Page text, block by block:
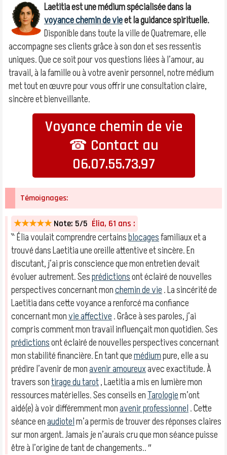
Laetitia est une médium spécialisée dans la
voyance chemin de vieet la guidance spirituelle.
Disponible dans toute la ville de Quatremare, elle
accompagne ses clients grâce à son don et ses ressentis
uniques. Que ce soit pour vos questions liées à l’amour, au
travail, à la famille ou à votre avenir personnel, notre médium
met tout en œuvre pour vous offrir une consultation claire,
sincère et bienveillante.
Voyance chemin de vie
☎ Contact au
06.07.55.73.97
Témoignages:
★★★★★ Note: 5/5 Élia, 61 ans :
‶ Élia voulait comprendre certainsblocagesfamiliaux et a
trouvé dans Laetitia une oreille attentive et sincère. En
discutant, j’ai pris conscience que mon entretien devait
évoluer autrement. Sesprédictionsont éclairé de nouvelles
perspectives concernant monchemin de vie. La sincérité de
Laetitia dans cette voyance a renforcé ma confiance
concernant monvie affective. Grâce à ses paroles, j’ai
compris comment mon travail influençait mon quotidien. Ses
prédictionsont éclairé de nouvelles perspectives concernant
mon stabilité financière. En tant quemédiumpure, elle a su
prédire l’avenir de monavenir amoureuxavec exactitude. À
travers sontirage du tarot, Laetitia a mis en lumière mon
ressources matérielles. Ses conseils enTarologiem’ont
aidé(e) à voir différemment monavenir professionnel. Cette
séance enaudiotelm’a permis de trouver des réponses claires
sur mon argent. Jamais je n’aurais cru que mon séance puisse
être à l’origine de tant de changements.. ″